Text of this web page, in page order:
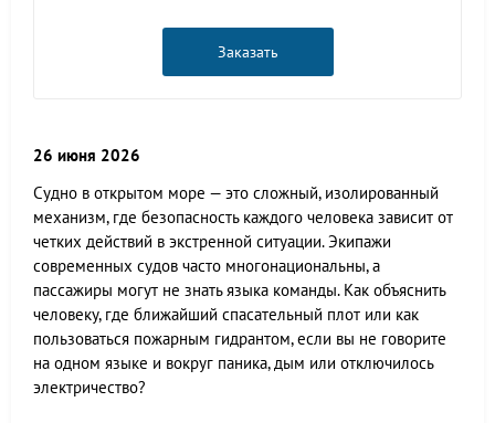
Заказать
26 июня 2026
Судно в открытом море — это сложный, изолированный
механизм, где безопасность каждого человека зависит от
четких действий в экстренной ситуации. Экипажи
современных судов часто многонациональны, а
пассажиры могут не знать языка команды. Как объяснить
человеку, где ближайший спасательный плот или как
пользоваться пожарным гидрантом, если вы не говорите
на одном языке и вокруг паника, дым или отключилось
электричество?